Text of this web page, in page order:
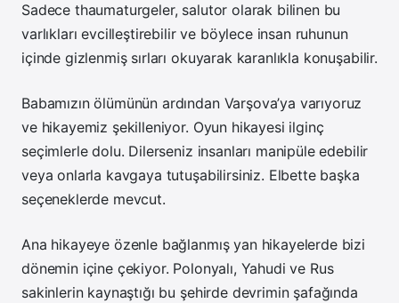
Sadece thaumaturgeler, salutor olarak bilinen bu
varlıkları evcilleştirebilir ve böylece insan ruhunun
içinde gizlenmiş sırları okuyarak karanlıkla konuşabilir.
Babamızın ölümünün ardından Varşova’ya varıyoruz
ve hikayemiz şekilleniyor. Oyun hikayesi ilginç
seçimlerle dolu. Dilerseniz insanları manipüle edebilir
veya onlarla kavgaya tutuşabilirsiniz. Elbette başka
seçeneklerde mevcut.
Ana hikayeye özenle bağlanmış yan hikayelerde bizi
dönemin içine çekiyor. Polonyalı, Yahudi ve Rus
sakinlerin kaynaştığı bu şehirde devrimin şafağında